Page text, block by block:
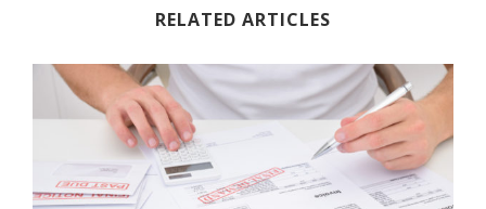
RELATED ARTICLES